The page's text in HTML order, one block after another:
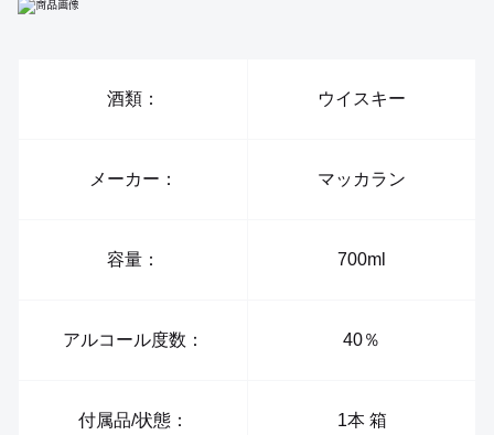
酒類： ウイスキー
メーカー： マッカラン
容量： 700ml
アルコール度数： 40％
付属品/状態： 1本 箱